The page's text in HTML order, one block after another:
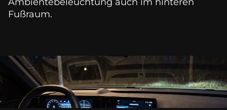
Fußraum.